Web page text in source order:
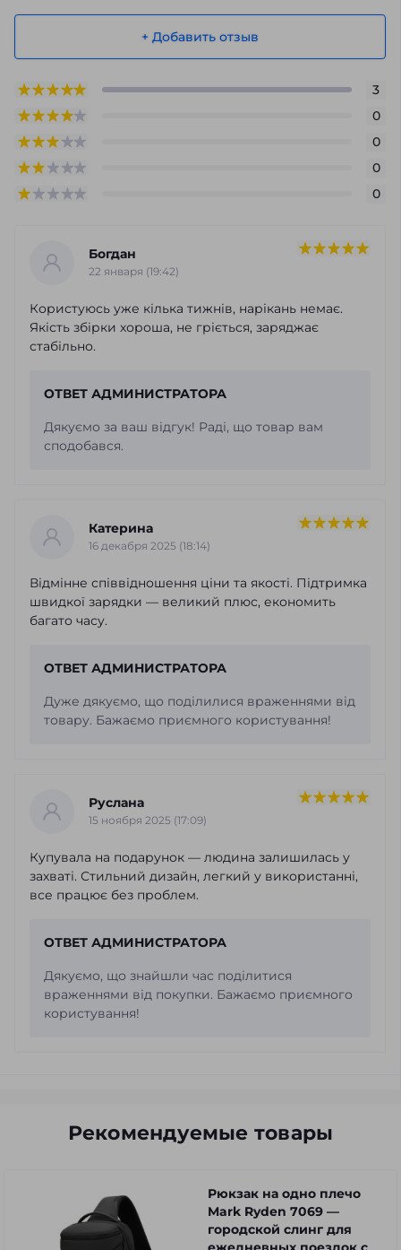
+ Добавить отзыв
3
0
0
0
0
Богдан
22 января (19:42)
Користуюсь уже кілька тижнів, нарікань немає.
Якість збірки хороша, не гріється, заряджає
стабільно.
ОТВЕТ АДМИНИСТРАТОРА
Дякуємо за ваш відгук! Раді, що товар вам
сподобався.
Катерина
16 декабря 2025 (18:14)
Відмінне співвідношення ціни та якості. Підтримка
швидкої зарядки — великий плюс, економить
багато часу.
ОТВЕТ АДМИНИСТРАТОРА
Дуже дякуємо, що поділилися враженнями від
товару. Бажаємо приємного користування!
Руслана
15 ноября 2025 (17:09)
Купувала на подарунок — людина залишилась у
захваті. Стильний дизайн, легкий у використанні,
все працює без проблем.
ОТВЕТ АДМИНИСТРАТОРА
Дякуємо, що знайшли час поділитися
враженнями від покупки. Бажаємо приємного
користування!
Рекомендуемые товары
Рюкзак на одно плечо
Mark Ryden 7069 —
городской слинг для